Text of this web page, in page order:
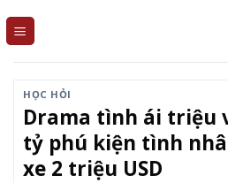
HỌC HỎI
Drama tình ái triệu
tỷ phú kiện tình
xe 2 triệu USD